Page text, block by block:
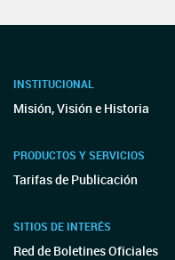
INSTITUCIONAL
Misión, Visión e Historia
PRODUCTOS Y SERVICIOS
Tarifas de Publicación
SITIOS DE INTERÉS
Red de Boletines Oficiales